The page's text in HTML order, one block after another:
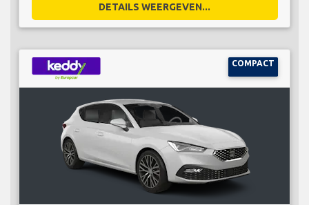
DETAILS WEERGEVEN...
COMPACT